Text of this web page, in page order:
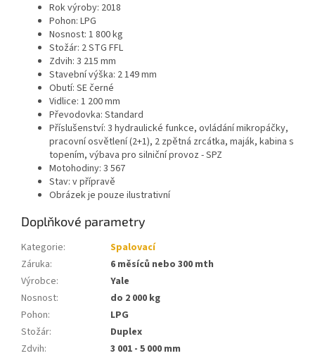
Rok výroby: 2018
Pohon: LPG
Nosnost: 1 800 kg
Stožár: 2 STG FFL
Zdvih: 3 215 mm
Stavební výška: 2 149 mm
Obutí: SE černé
Vidlice: 1 200 mm
Převodovka: Standard
Příslušenství: 3 hydraulické funkce, ovládání mikropáčky,
pracovní osvětlení (2+1), 2 zpětná zrcátka, maják, kabina s
topením, výbava pro silniční provoz - SPZ
Motohodiny: 3 567
Stav: v přípravě
Obrázek je pouze ilustrativní
Doplňkové parametry
Kategorie:
Spalovací
Záruka:
6 měsíců nebo 300 mth
Výrobce:
Yale
Nosnost:
do 2 000 kg
Pohon:
LPG
Stožár:
Duplex
Zdvih:
3 001 - 5 000 mm